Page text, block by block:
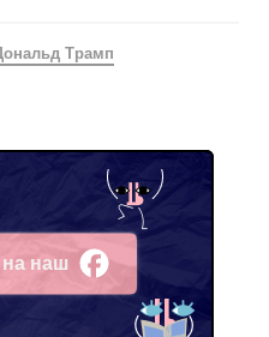
Трамп
наш